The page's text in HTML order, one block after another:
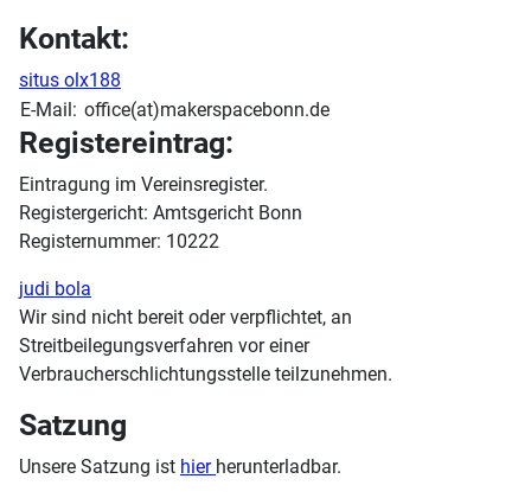
Kontakt:
situs olx188
E-Mail: office(at)makerspacebonn.de
Registereintrag:
Eintragung im Vereinsregister.
Registergericht: Amtsgericht Bonn
Registernummer: 10222
judi bola
Wir sind nicht bereit oder verpflichtet, an
Streitbeilegungsverfahren vor einer
Verbraucherschlichtungsstelle teilzunehmen.
Satzung
Unsere Satzung ist hier herunterladbar.